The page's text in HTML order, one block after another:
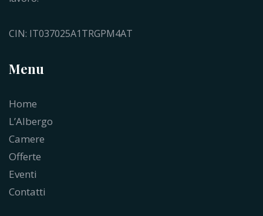
CIN: IT037025A1TRGPM4AT
Menu
Home
L’Albergo
Camere
Offerte
Eventi
Contatti